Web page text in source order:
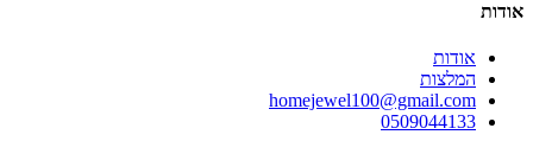
אודות
אודות
המלצות
homejewel100@gmail.com
0509044133